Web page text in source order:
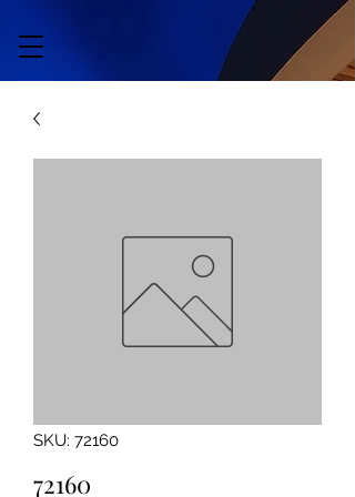
SKU: 72160
72160